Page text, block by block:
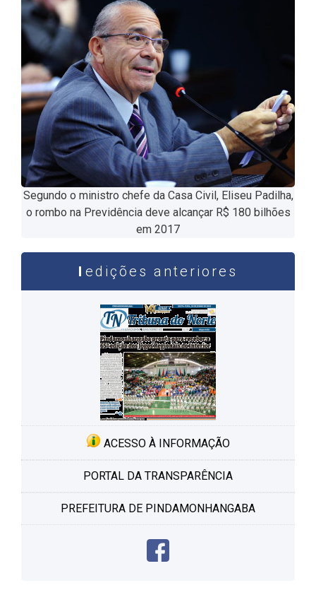
Segundo o ministro chefe da Casa Civil, Eliseu Padilha,
o rombo na Previdência deve alcançar R$ 180 bilhões
em 2017
edições anteriores
ACESSO À INFORMAÇÃO
PORTAL DA TRANSPARÊNCIA
PREFEITURA DE PINDAMONHANGABA